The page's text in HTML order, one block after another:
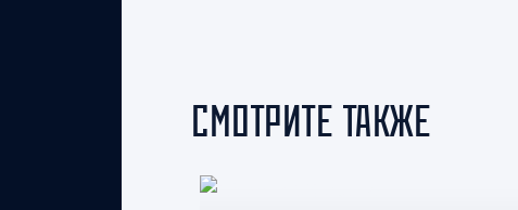
СМОТРИТЕ ТАКЖЕ